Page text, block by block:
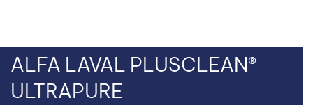
ALFA LAVAL PLUSCLEAN®
ULTRAPURE